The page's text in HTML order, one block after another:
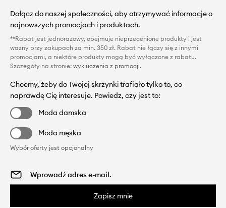
Dołącz do naszej społeczności, aby otrzymywać informacje o
najnowszych promocjach i produktach.
**Rabat jest jednorazowy, obejmuje nieprzecenione produkty i jest
ważny przy zakupach za min. 350 zł. Rabat nie łączy się z innymi
promocjami, a niektóre produkty mogą być wyłączone z rabatu.
Szczegóły na stronie: wykluczenia z promocji.
Chcemy, żeby do Twojej skrzynki trafiało tylko to, co
naprawdę Cię interesuje. Powiedz, czy jest to:
Moda damska
Moda męska
Wybór oferty jest opcjonalny
Zapisz mnie